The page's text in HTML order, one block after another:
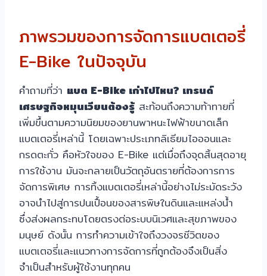
ภาพรวมของการจัดการแบตเตอรี่
E-Bike ในปัจจุบัน
คำถามที่ว่า แบต E-Bike เก่าไปไหน? เทรนด์
เศรษฐกิจหมุนเวียนต้องรู้ สะท้อนถึงความท้าทายที่
เพิ่มขึ้นตามความนิยมของยานพาหนะไฟฟ้าขนาดเล็ก
แบตเตอรี่เหล่านี้ โดยเฉพาะประเภทลิเธียมไอออนและ
กรดตะกั่ว คือหัวใจของ E-Bike แต่เมื่อถึงจุดสิ้นสุดอายุ
การใช้งาน มันจะกลายเป็นวัตถุอันตรายที่ต้องการการ
จัดการพิเศษ การทิ้งแบตเตอรี่เหล่านี้อย่างไม่ระมัดระวัง
อาจนำไปสู่การปนเปื้อนของสารพิษในดินและแหล่งน้ำ
ซึ่งส่งผลกระทบโดยตรงต่อระบบนิเวศและสุขภาพของ
มนุษย์ ดังนั้น การทำความเข้าใจถึงวงจรชีวิตของ
แบตเตอรี่และแนวทางการจัดการที่ถูกต้องจึงเป็นสิ่ง
จำเป็นสำหรับผู้ใช้งานทุกคน